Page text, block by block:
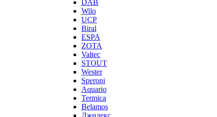
DAB
Wilo
UCP
Biral
ESPA
ZOTA
Valtec
STOUT
Wester
Speroni
Aquario
Termica
Belamos
Джилекс